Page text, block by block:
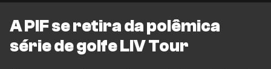
A PIF se retira da polêmica
série de golfe LIV Tour